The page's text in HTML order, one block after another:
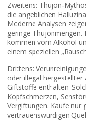
Zweitens:
die angeblichen
Moderne Analysen
geringe Thujonmengen.
kommen vom Alkohol
einem speziellen
Drittens:
oder illegal
Giftstoffe enthalten.
Kopfschmerzen,
Vergiftungen. Kaufe nur
vertrauenswürdigen